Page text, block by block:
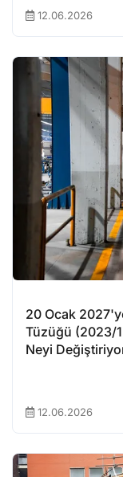
12.06.2026
20 Ocak
Tüzüğü (2023/
Neyi
12.06.2026